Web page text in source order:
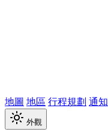
地圖 地區 行程規劃 通知
外觀